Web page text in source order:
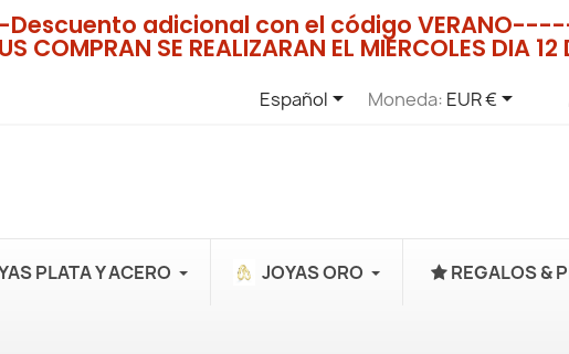
adicional con el código
COMPRAN SE REALIZARAN EL MIERCOLES
Español Moneda: EUR €
PLATA Y ACERO JOYAS ORO REGALOS &